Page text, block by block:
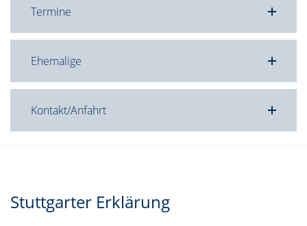
Termine
Ehemalige
Kontakt/Anfahrt
Stuttgarter Erklärung